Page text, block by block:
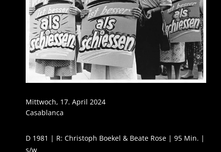
Mittwoch, 17. April 2024
Casablanca
D 1981 | R: Christoph Boekel & Beate Rose | 95 Min. |
s/w